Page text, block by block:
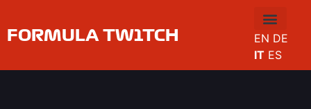
FORMULA TW1TCH EN DE
IT ES